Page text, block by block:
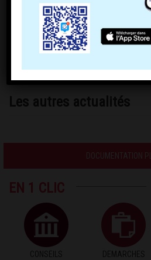
Les autres actualités
DOCUMENTATION
EN 1 CLIC
CONSEILS
DEMARCHES